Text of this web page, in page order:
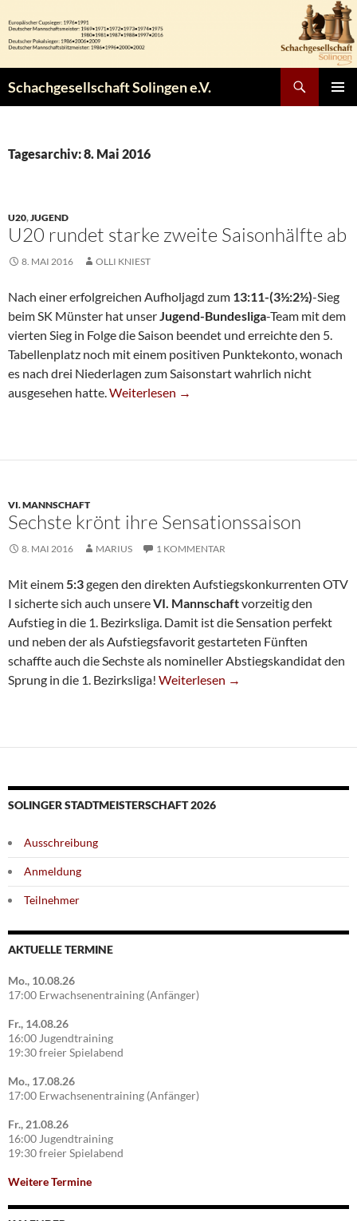
Inhalt
springen
Schachgesellschaft Solingen e.V.
Tagesarchiv: 8. Mai 2016
U20,JUGEND
U20 rundet starke zweite Saisonhälfte ab
8. MAI 2016 OLLI KNIEST
Nach einer erfolgreichen Aufholjagd zum 13:11-(3½:2½)-Sieg
beim SK Münster hat unserJugend-Bundesliga-Team mit dem
vierten Sieg in Folge die Saison beendet und erreichte den 5.
Tabellenplatz noch mit einem positiven Punktekonto, wonach
es nach drei Niederlagen zum Saisonstart wahrlich nicht
ausgesehen hatte.U20 Rundet Starke Zweite Saisonhälfte Ab
Weiterlesen →
VI. MANNSCHAFT
Sechste krönt ihre Sensationssaison
8. MAI 2016 MARIUS 1 KOMMENTAR
Mit einem5:3gegen den direkten Aufstiegskonkurrenten OTV
I sicherte sich auch unsereVI. Mannschaftvorzeitig den
Aufstieg in die 1. Bezirksliga. Damit ist die Sensation perfekt
und neben der als Aufstiegsfavorit gestarteten Fünften
schaffte auch die Sechste als nomineller Abstiegskandidat den
Sprung in die 1. Bezirksliga! Sechste Krönt Ihre Sensationssaison
Weiterlesen →
SOLINGER STADTMEISTERSCHAFT 2026
Ausschreibung
Anmeldung
Teilnehmer
AKTUELLE TERMINE
Mo., 10.08.26
17:00 Erwachsenentraining (Anfänger)
Fr., 14.08.26
16:00 Jugendtraining
19:30 freier Spielabend
Mo., 17.08.26
17:00 Erwachsenentraining (Anfänger)
Fr., 21.08.26
16:00 Jugendtraining
19:30 freier Spielabend
Weitere Termine